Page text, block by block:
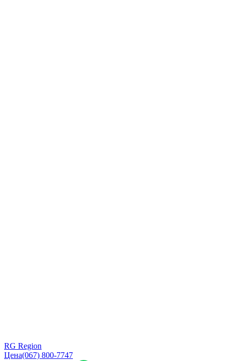
RG Region
Цена(067) 800-7747